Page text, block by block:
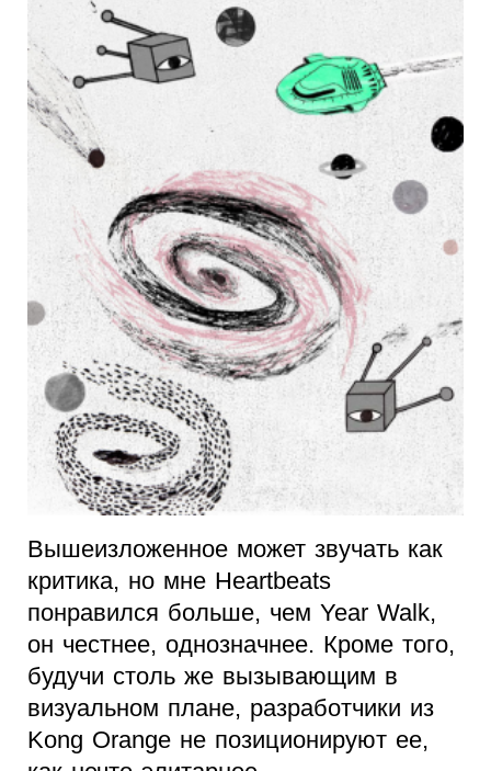
Вышеизложенное может звучать как
критика, но мне Heartbeats
понравился больше, чем Year Walk,
он честнее, однозначнее. Кроме того,
будучи столь же вызывающим в
визуальном плане, разработчики из
Kong Orange не позиционируют ее,